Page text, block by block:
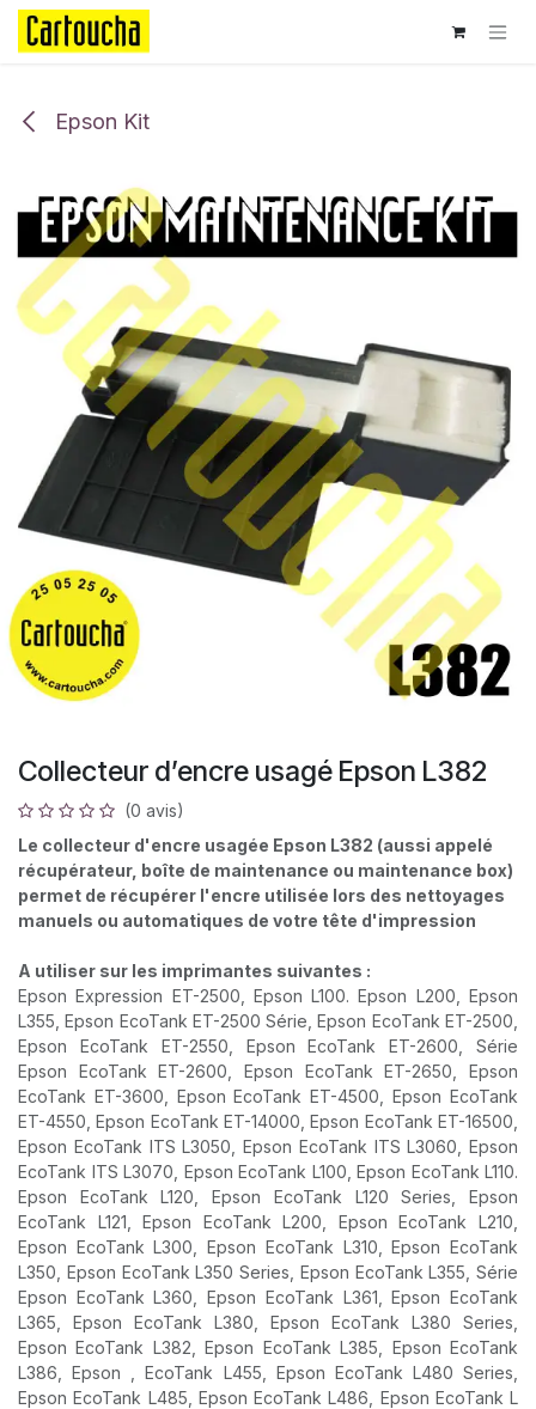
Se rendre au contenu
Epson Kit
Collecteur d’encre usagé Epson L382
(0 avis)
Le collecteur d'encre usagée Epson L382 (aussi appelé
récupérateur, boîte de maintenance ou maintenance box)
permet de récupérer l'encre utilisée lors des nettoyages
manuels ou automatiques de votre tête d'impression
A utiliser sur les imprimantes suivantes :
Epson Expression ET-2500, Epson L100. Epson L200, Epson
L355, Epson EcoTank ET-2500 Série, Epson EcoTank ET-2500,
Epson EcoTank ET-2550, Epson EcoTank ET-2600, Série
Epson EcoTank ET-2600, Epson EcoTank ET-2650, Epson
EcoTank ET-3600, Epson EcoTank ET-4500, Epson EcoTank
ET-4550, Epson EcoTank ET-14000, Epson EcoTank ET-16500,
Epson EcoTank ITS L3050, Epson EcoTank ITS L3060, Epson
EcoTank ITS L3070, Epson EcoTank L100, Epson EcoTank L110.
Epson EcoTank L120, Epson EcoTank L120 Series, Epson
EcoTank L121, Epson EcoTank L200, Epson EcoTank L210,
Epson EcoTank L300, Epson EcoTank L310, Epson EcoTank
L350, Epson EcoTank L350 Series, Epson EcoTank L355, Série
Epson EcoTank L360, Epson EcoTank L361, Epson EcoTank
L365, Epson EcoTank L380, Epson EcoTank L380 Series,
Epson EcoTank L382, Epson EcoTank L385, Epson EcoTank
L386, Epson , EcoTank L455, Epson EcoTank L480 Series,
Epson EcoTank L485, Epson EcoTank L486, Epson EcoTank L